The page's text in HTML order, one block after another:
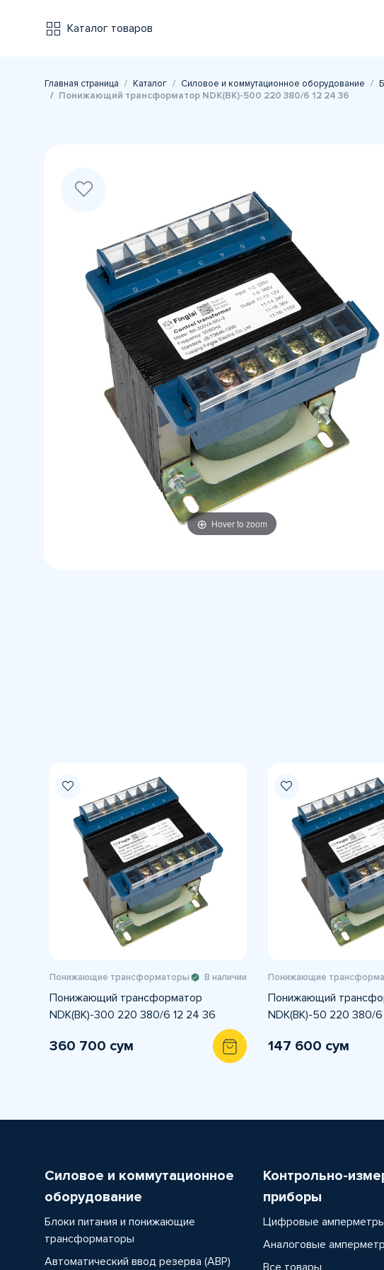
Каталог товаров
Главная страница Каталог Силовое и коммутационное оборудование
Понижающий трансформатор NDK(BK)-500 220 380/6 12 24 36
Hover to zoom
Понижающие трансформаторы В наличии
Понижающий трансформатор
NDK(BK)-300 220 380/6 12 24 36
360 700 сум
Понижающие
Понижающий
NDK(BK)-50 220 380/
147 600 сум
Силовое и коммутационное
оборудование
Блоки питания и понижающие
трансформаторы
Автоматический ввод резерва (АВР)
Контрольно-
приборы
Цифровые
Аналоговые
Все товары